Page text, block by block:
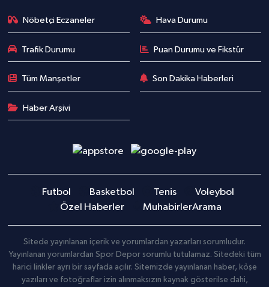
Nöbetçi Eczaneler Hava Durumu
Trafik Durumu Puan Durumu ve Fikstür
Tüm Manşetler Son Dakika Haberleri
Haber Arşivi
Futbol Basketbol Tenis
Voleybol
Özel Haberler
MuhabirlerArama
Sitede yayınlanan içerik ve yorumlardan yazarları sorumludur.
Yayınlanan yorumlardan Spor Depor sorumlu tutulamaz. Sitedeki tüm
harici linkler ayrı bir sayfada açılır. Sitemizde yayınlanan haber, köşe
yazıları ve fotoğraflar izin alınmaksızın kaynak gösterilse dahi,